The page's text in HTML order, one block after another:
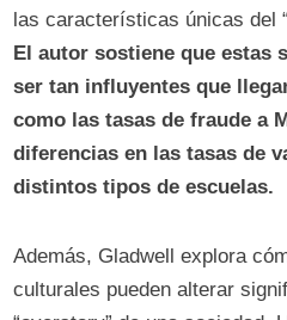
las características únicas del
El autor sostiene que estas
ser tan influyentes que
como las tasas de fraude a
diferencias en las tasas de
distintos tipos de escuelas.
Además, Gladwell explora
culturales pueden alterar